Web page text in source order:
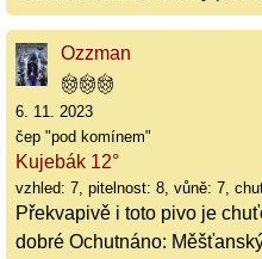
Ozzman
6. 11. 2023
čep "pod komínem"
Kujebák 12°
vzhled: 7, pitelnost: 8, vůně: 7,
Překvapivě i toto pivo je
dobré Ochutnáno: